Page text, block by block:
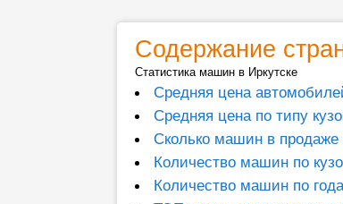
Содержание
Статистика машин в Иркутске
Средняя цена
Средняя цена по типу
Сколько машин в продаже
Количество машин по
Количество машин по